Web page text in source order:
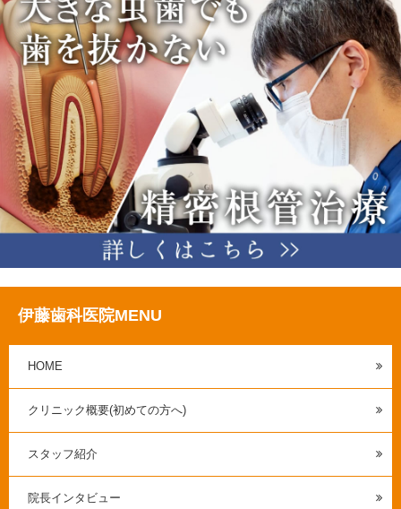
伊藤歯科医院MENU
HOME
クリニック概要(初めての方へ)
スタッフ紹介
院長インタビュー